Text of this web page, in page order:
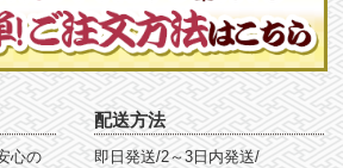
心の
配送方法
即日発送/2～3日内発送/